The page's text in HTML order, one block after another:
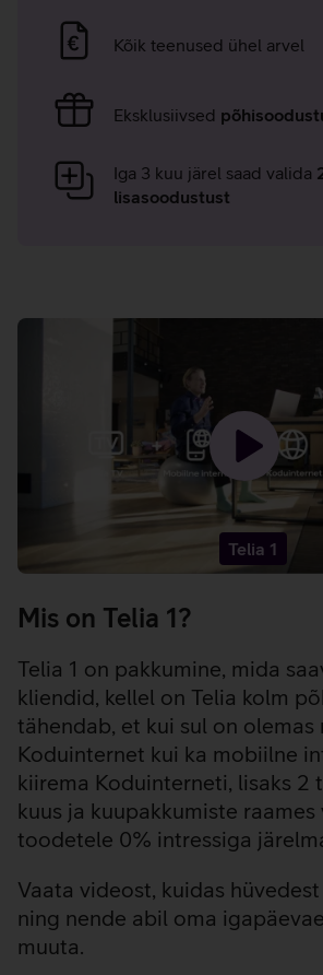
ühe
eelised
Kõik teenused ühel arvel
Eksklusiivsed
Iga 3 kuu järel saad valida
lisasoodustust
Laadin
video
-
Telia 1
Mis on Telia 1?
Telia 1 on pakkumine, mida
kliendid, kellel on Telia kolm
tähendab, et kui sul on olemas
Koduinternet kui ka mobiilne
kiirema Koduinterneti, lisaks 2
kuus ja kuupakkumiste raames
toodetele 0% intressiga
Vaata videost, kuidas
ning nende abil oma
muuta.